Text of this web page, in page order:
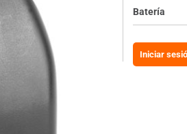
Batería
Iniciar